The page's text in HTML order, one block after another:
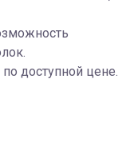
доступной цене.